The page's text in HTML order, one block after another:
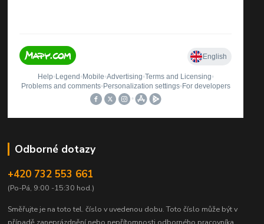
Odborné dotazy
+420 732 553 661
(Po-Pá, 9:00 -15:30 hod.)
Směřujte je na toto tel. číslo v uvedenou dobu. Toto číslo může být v